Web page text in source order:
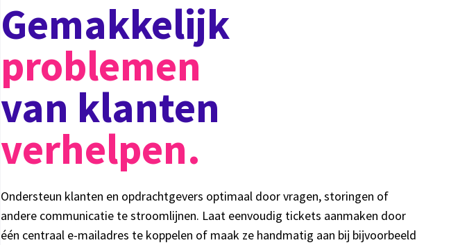
Gemakkelijk
problemen
van klanten
verhelpen.
Ondersteun klanten en opdrachtgevers optimaal door vragen, storingen of
andere communicatie te stroomlijnen. Laat eenvoudig tickets aanmaken door
één centraal e-mailadres te koppelen of maak ze handmatig aan bij bijvoorbeeld